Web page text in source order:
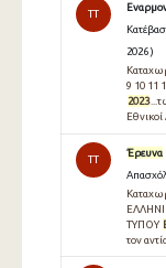
TT
2026 )
9 10 11
2023
Εθνικοί
TT
Έρευνα
ΤΥΠΟΥ
τον